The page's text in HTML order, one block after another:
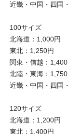
近畿・中国・四国
100サイズ
北海道：1,000円
東北：1,250円
関東・信越：1,400
北陸・東海：1,750
近畿・中国・四国
120サイズ
北海道：1,200円
東北：1,400円